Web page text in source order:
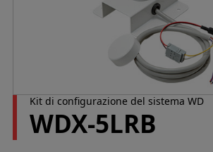
Kit di configurazione del sistema WD
WDX-5LRB